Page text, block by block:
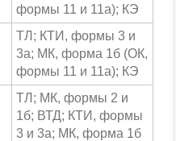
формы 11 и 11a); КЭ
ТЛ; КТИ, формы 3 и
3а; МК, форма 1б (ОК,
формы 11 и 11a); КЭ
ТЛ; МК, формы 2 и
1б; ВТД; КТИ, формы
3 и 3а; МК, форма 1б